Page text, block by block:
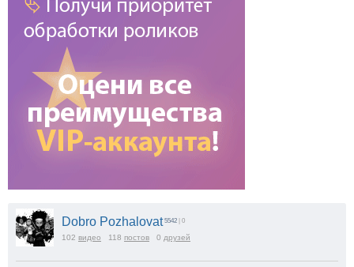
Dobro Pozhalovat 5542 | 0
102 видео 118 постов 0 друзей